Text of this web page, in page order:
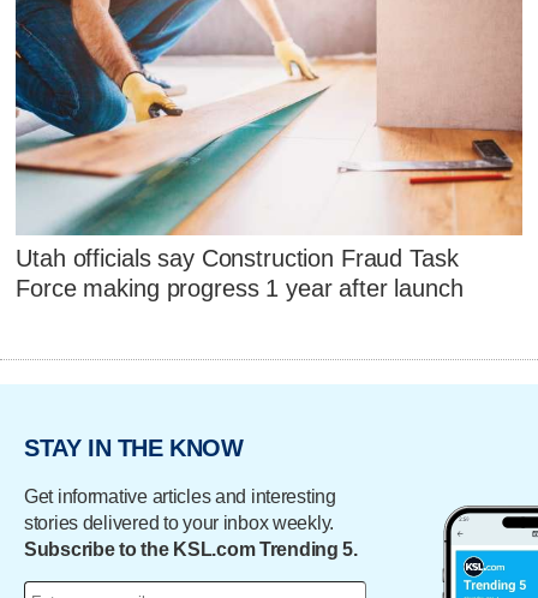
Utah officials say Construction Fraud Task
Force making progress 1 year after launch
STAY IN THE KNOW
Get informative articles and interesting
stories delivered to your inbox weekly.
Subscribe to the KSL.com Trending 5.